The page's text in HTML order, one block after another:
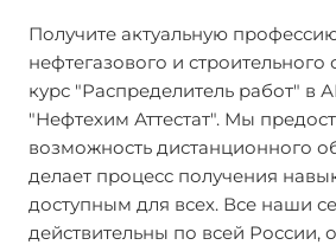
Получите актуальную
нефтегазового и строительного
курс "Распределитель работ"
"Нефтехим Аттестат". Мы
возможность дистанционного
делает процесс получения
доступным для всех. Все наши
действительны по всей России,